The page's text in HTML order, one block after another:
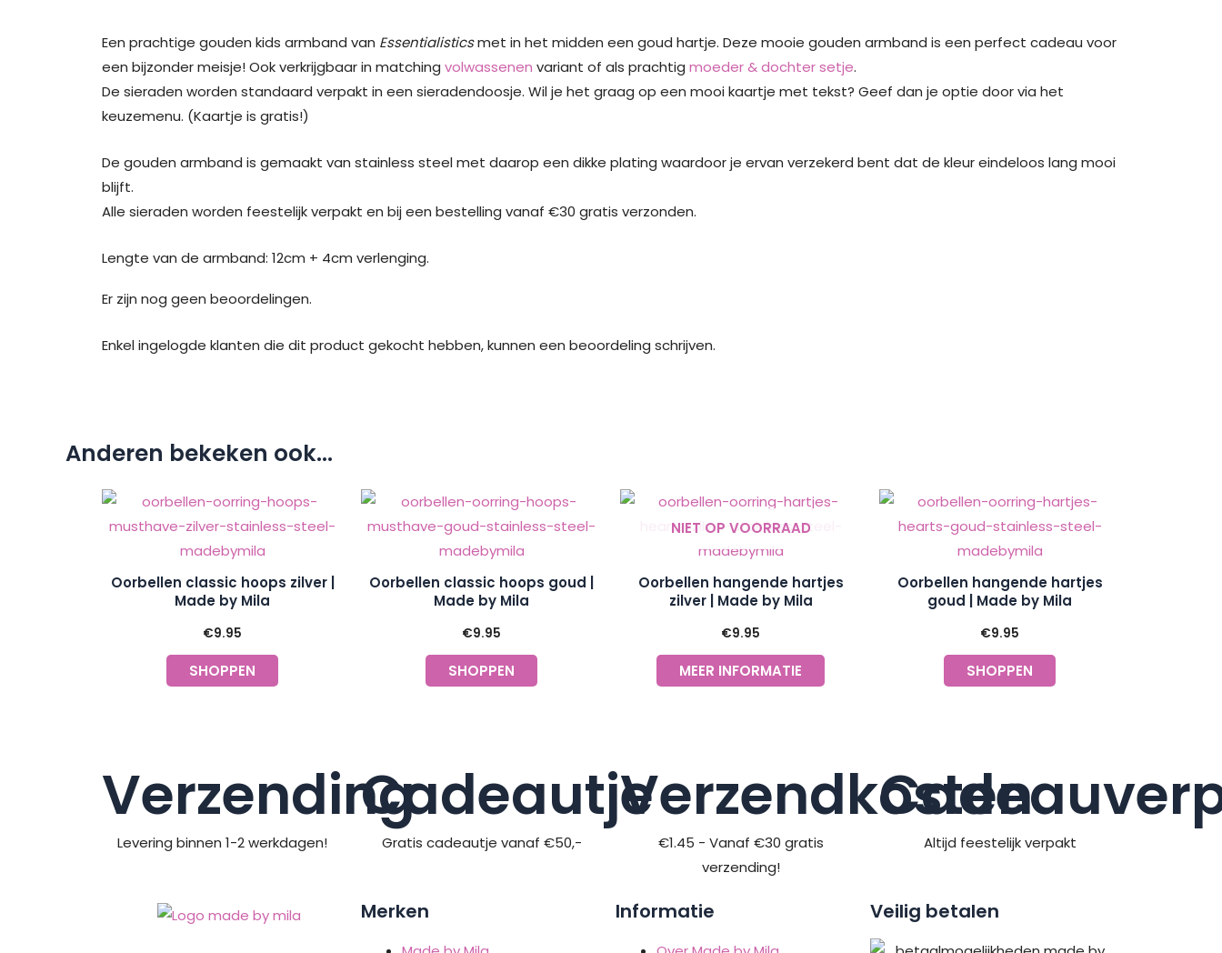
Een prachtige gouden kids armband van Essentialisticsmet in het midden een goud hartje. Deze mooie gouden armband is een perfect cadeau voor
een bijzonder meisje! Ook verkrijgbaar in matching volwassenen variant of als prachtig moeder & dochter setje.
De sieraden worden standaard verpakt in een sieradendoosje. Wil je het graag op een mooi kaartje met tekst? Geef dan je optie door via het
keuzemenu. (Kaartje is gratis!)
De gouden armband is gemaakt van stainless steel met daarop een dikke plating waardoor je ervan verzekerd bent dat de kleur eindeloos lang mooi
blijft.
Alle sieraden worden feestelijk verpakt en bij een bestelling vanaf €30 gratis verzonden.
Lengte van de armband: 12cm + 4cm verlenging.
Er zijn nog geen beoordelingen.
Enkel ingelogde klanten die dit product gekocht hebben, kunnen een beoordeling schrijven.
Anderen bekeken ook...
Oorbellen classic hoops zilver |
Made by Mila
€9.95
SHOPPEN
Oorbellen classic hoops goud |
Made by Mila
€9.95
SHOPPEN
NIET OP VOORRAAD
Oorbellen hangende hartjes
zilver | Made by Mila
€9.95
MEER INFORMATIE
Oorbellen hangende hartjes
goud | Made by Mila
€9.95
SHOPPEN
Verzending
Levering binnen 1-2 werkdagen!
Cadeautje
Gratis cadeautje vanaf €50,-
Verzendkosten
€1.45 - Vanaf €30 gratis
verzending!
Altijd feestelijk verpakt
Merken Informatie Veilig betalen